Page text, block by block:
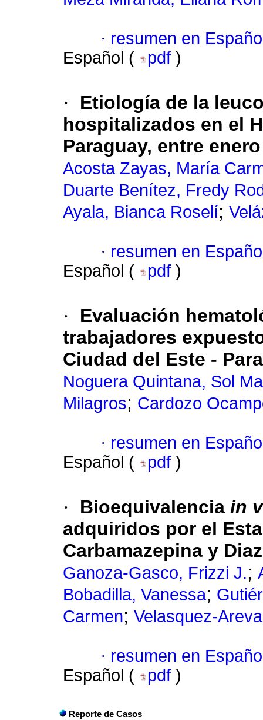
· resumen en
Español (
pdf )
·
Etiología de la
hospitalizados en el
Paraguay, entre
Acosta Zayas, María
Duarte Benítez, Fredy
Ayala, Bianca Roselí;
· resumen en
Español (
pdf )
·
Evaluación
trabajadores
Ciudad del Este -
Noguera Quintana, Sol
Milagros; Cardozo
· resumen en
Español (
pdf )
· Bioequivalencia in
adquiridos por el
Carbamazepina y
Ganoza-Gasco, Frizzi J.;
Bobadilla, Vanessa;
Carmen; Velasquez-
· resumen en
Español (
pdf )
Reporte de Casos